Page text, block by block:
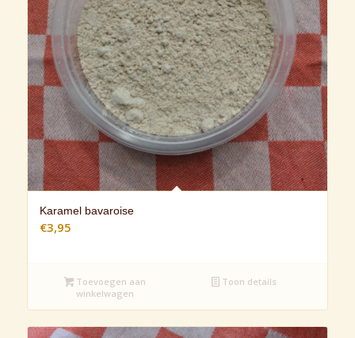
Karamel bavaroise
€3,95
Toevoegen aan
winkelwagen
Toon details